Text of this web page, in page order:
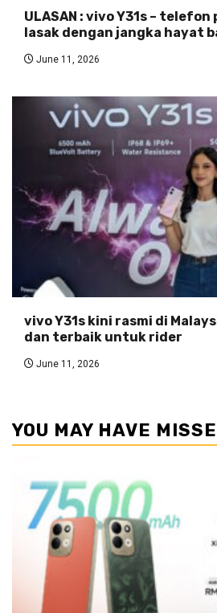
ULASAN : vivo Y31s –
lasak dengan jangka hayat
June 11, 2026
vivo Y31s kini rasmi di
dan terbaik untuk rider
June 11, 2026
YOU MAY HAVE